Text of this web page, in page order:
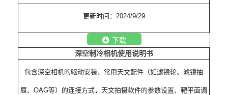
更新时间：2024/9/29
下载
深空制冷相机使用说明书
包含深空相机的驱动安装、常用天文配件（如滤镜轮、滤镜抽
屉、OAG等）的连接方式，天文拍摄软件的参数设置、靶平面调